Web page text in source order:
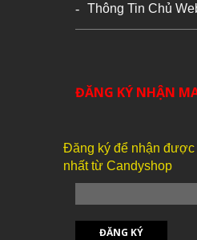
Thông Tin Chủ
ĐĂNG KÝ NHẬN
Đăng ký để nhận được
nhất từ Candyshop
ĐĂNG KÝ